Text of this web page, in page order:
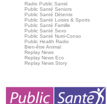
Radio Public Santé
Public Santé Seniors
Public Santé Détente
Public Santé Loisirs & Sports
Public Santé Famille
Public Santé Sexo
Public Santé Nutri-Conso
Public Health Radio
Bien-être Animal
Replay News
Replay News Eco
Replay News Story